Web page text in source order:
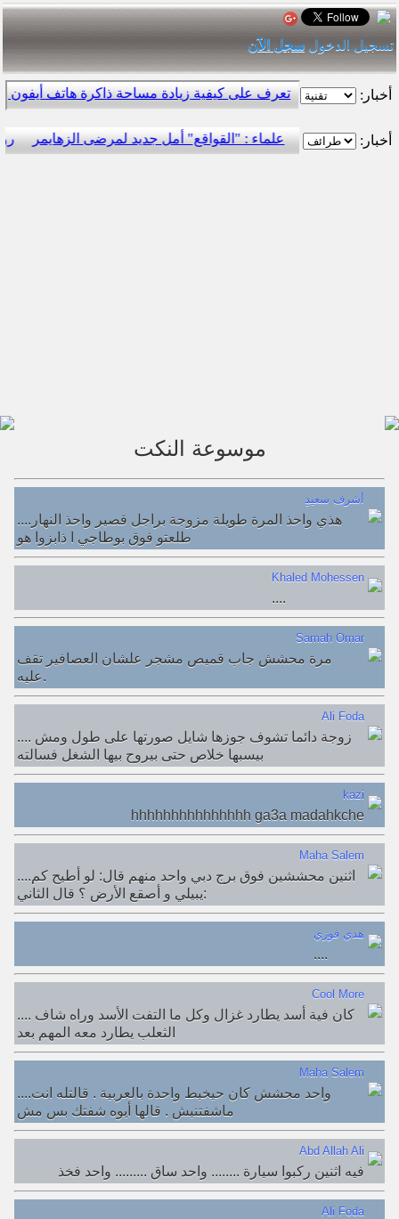
تسجيل الدخول سجل الآن
موسوعة النكت
ٍأشرف سعيد
....هذي واحذ المرة طويلة مزوجة براجل قصير واحذ النهار
طلعتو فوق بوطاجي ا ذابزوا هو
Khaled Mohessen
....
Samah Omar
مرة محشش جاب قميص مشجر علشان العصافير تقف
عليه.
Ali Foda
.... زوجة دائما تشوف جوزها شايل صورتها على طول ومش
بيسبها خلاص حتى بيروح بيها الشغل فسالته
kazi
hhhhhhhhhhhhhhh ga3a madahkche
Maha Salem
....اثنين محششين فوق برج دبي واحد منهم قال: لو أطيح كم
يبيلي و أصقع الأرض ؟ قال الثاني:
هدي فوزي
....
Cool More
.... كان فية أسد يطارد غزال وكل ما التفت الأسد وراه شاف
الثعلب يطارد معه المهم بعد
Maha Salem
....واحد محشش كان حيخبط واحدة بالعربية . قالتله انت
ماشفتنيش . قالها أيوه شفتك بس مش
Abd Allah Ali
فيه اثنين ركبوا سيارة ........ واحد ساق ......... واحد فخذ
Ali Foda